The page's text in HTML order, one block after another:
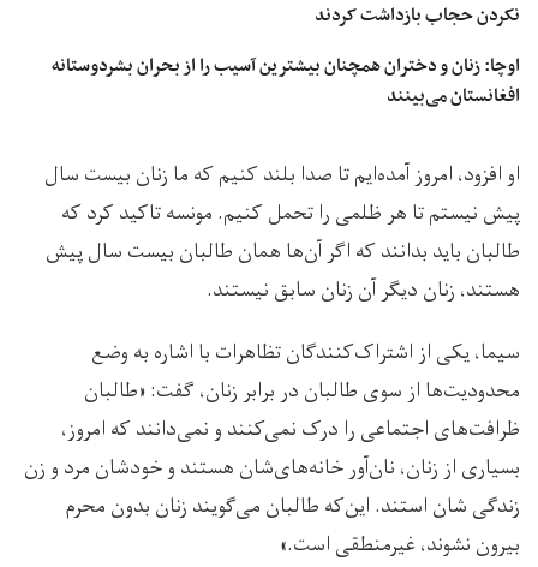
نکردن حجاب بازداشت کردند
اوچا: زنان و دختران همچنان بیشترین آسیب را از بحران بشردوستانه
افغانستان می‌بینند
او افزود، امروز آمده‌ایم تا صدا بلند کنیم که ما زنان بیست سال
پیش نیستم تا هر ظلمی را تحمل کنیم. مونسه تاکید کرد که
طالبان باید بدانند که اگر آن‌ها همان طالبان بیست سال پیش
هستند، زنان دیگر آن زنان سابق نیستند.
سیما، یکی از اشتراک‌کنندگان تظاهرات با اشاره به وضع
محدودیت‌ها از سوی طالبان در برابر زنان، گفت: «طالبان
ظرافت‌های اجتماعی را درک نمی‌کنند و نمی‌دانند که امروز،
بسیاری از زنان، نان‌آور خانه‌های‌شان هستند و خودشان مرد و زن
زندگی شان استند. این‌که طالبان می‌گویند زنان بدون محرم
بیرون نشوند، غیرمنطقی است.»